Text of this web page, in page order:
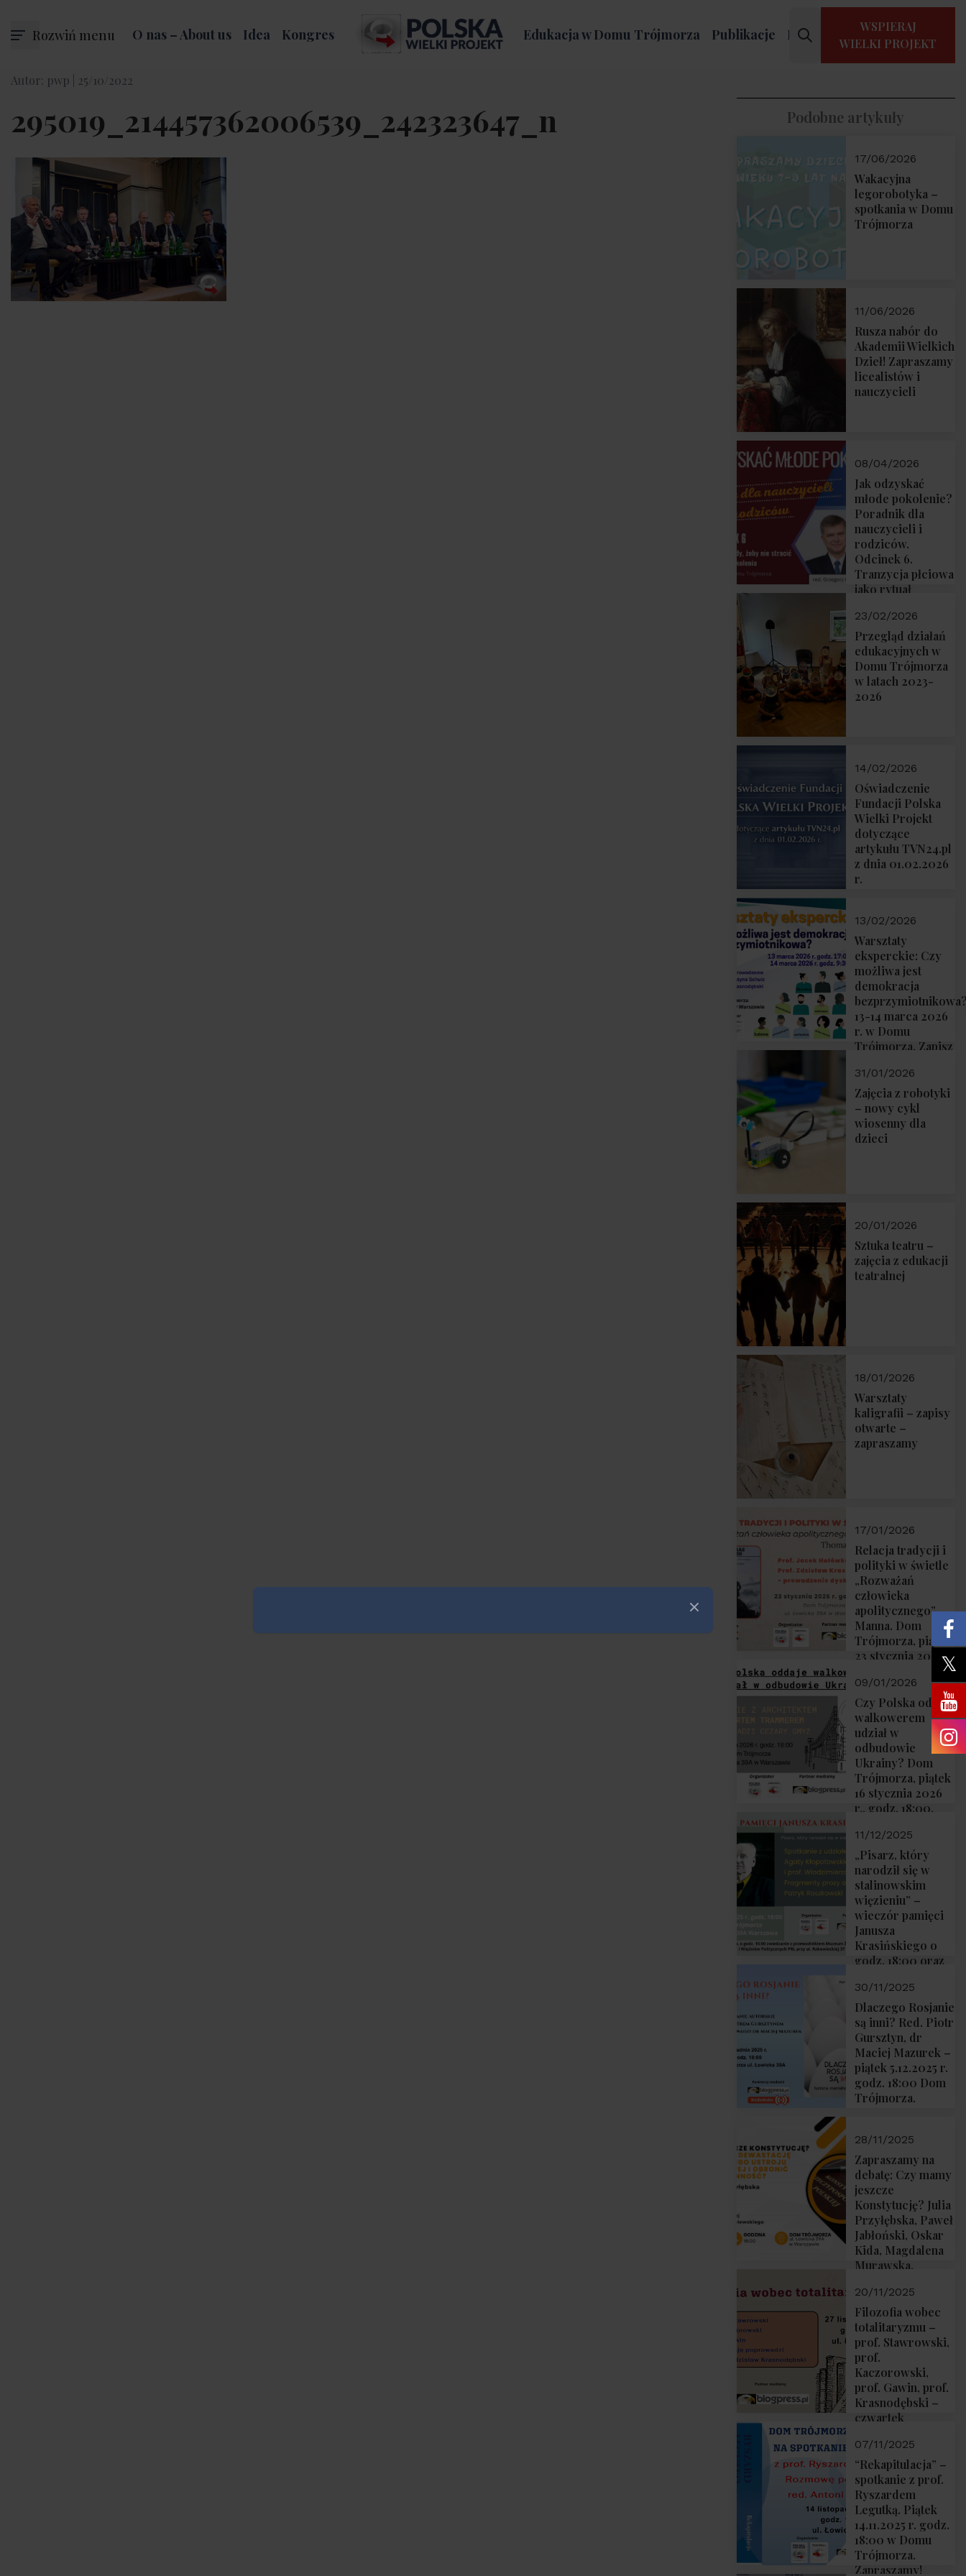
Rozwiń menu O nas – About us Idea Kongres Edukacja w Domu Trójmorza Publikacje Kontakt
WSPIERAJ
WIELKI PROJEKT
Autor: pwp | 25/10/2022
295019_214457362006539_242323647_n Podobne artykuły
17/06/2026
Wakacyjna
legorobotyka –
spotkania w Domu
Trójmorza
11/06/2026
Rusza nabór do
Akademii Wielkich
Dzieł! Zapraszamy
licealistów i
nauczycieli
08/04/2026
Jak odzyskać
młode pokolenie?
Poradnik dla
nauczycieli i
rodziców.
Odcinek 6.
Tranzycja płciowa
jako rytuał
Rozmawiają red.
Grzegorz Górny i
prof. Michał
Łuczewski
23/02/2026
Przegląd działań
edukacyjnych w
Domu Trójmorza
w latach 2023-
2026
14/02/2026
Oświadczenie
Fundacji Polska
Wielki Projekt
dotyczące
artykułu TVN24.pl
z dnia 01.02.2026
r.
13/02/2026
Warsztaty
eksperckie: Czy
możliwa jest
demokracja
13-14 marca 2026
r. w Domu
Trójmorza. Zapisz
31/01/2026
Zajęcia z robotyki
– nowy cykl
wiosenny dla
dzieci
20/01/2026
Sztuka teatru –
zajęcia z edukacji
teatralnej
18/01/2026
Warsztaty
kaligrafii – zapisy
otwarte –
zapraszamy
17/01/2026
Relacja tradycji i
polityki w świetle
„Rozważań
człowieka
apolitycznego”
Manna. Dom
Trójmorza, piątek
23 stycznia 2026
Zapraszamy!
09/01/2026
Czy Polska oddaje
walkowerem
udział w
odbudowie
Ukrainy? Dom
Trójmorza, piątek
16 stycznia 2026
r., godz. 18:00.
11/12/2025
„Pisarz, który
narodził się w
stalinowskim
więzieniu” –
wieczór pamięci
Janusza
Krasińskiego o
godz. 18:00 oraz
Muzeum
Żołnierzy
Wyklętych i
Więźniów
Politycznych PRL
o godz. 16:00 – 19
grudnia 2025 r.
30/11/2025
Dlaczego Rosjanie
są inni? Red. Piotr
Gursztyn, dr
Maciej Mazurek –
piątek 5.12.2025 r.
godz. 18:00 Dom
Trójmorza.
28/11/2025
Zapraszamy na
debatę: Czy mamy
jeszcze
Konstytucję? Julia
Przyłębska, Paweł
Jabłoński, Oskar
Kida, Magdalena
Murawska,
Sobolewski – 4
grudnia 2025 r.
godz. 18:00.
20/11/2025
Filozofia wobec
totalitaryzmu –
prof. Stawrowski,
prof.
Kaczorowski,
prof. Gawin, prof.
Krasnodębski –
czwartek
18:00
07/11/2025
“Rekapitulacja” –
spotkanie z prof.
Ryszardem
Legutką. Piątek
14.11.2025 r. godz.
18:00 w Domu
Trójmorza.
Zapraszamy!
Zamknij